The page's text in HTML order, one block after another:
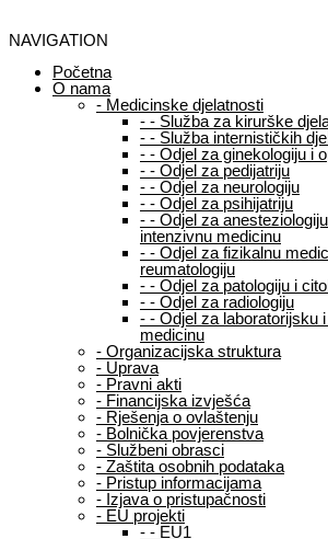
NAVIGATION
Početna
O nama
- Medicinske djelatnosti
- - Služba za kirurške
- - Služba internističkih
- - Odjel za ginekologiju i
- - Odjel za pedijatriju
- - Odjel za neurologiju
- - Odjel za psihijatriju
- - Odjel za
intenzivnu medicinu
- - Odjel za fizikalnu
reumatologiju
- - Odjel za patologiju i
- - Odjel za radiologiju
- - Odjel za laboratorijsku
medicinu
- Organizacijska struktura
- Uprava
- Pravni akti
- Financijska izvješća
- Rješenja o ovlaštenju
- Bolnička povjerenstva
- Službeni obrasci
- Zaštita osobnih podataka
- Pristup informacijama
- Izjava o pristupačnosti
- EU projekti
- - EU1